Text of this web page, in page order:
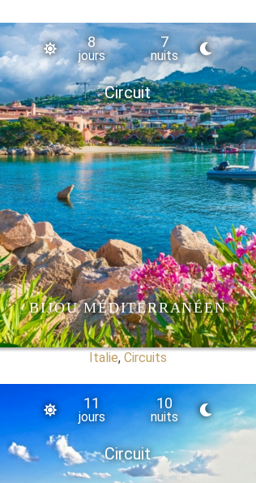
Circuit
8
jours
7
nuits
BIJOU MÉDITERRANÉEN
Italie, Circuits
Circuit
11
jours
10
nuits